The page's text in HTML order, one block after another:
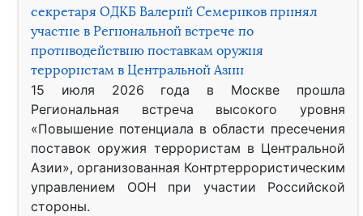
секретаря ОДКБ Валерий Семериков принял
участие в Региональной встрече по
противодействию поставкам оружия
террористам в Центральной Азии
15 июля 2026 года в Москве прошла
Региональная встреча высокого уровня
«Повышение потенциала в области пресечения
поставок оружия террористам в Центральной
Азии», организованная Контртеррористическим
управлением ООН при участии Российской
стороны.